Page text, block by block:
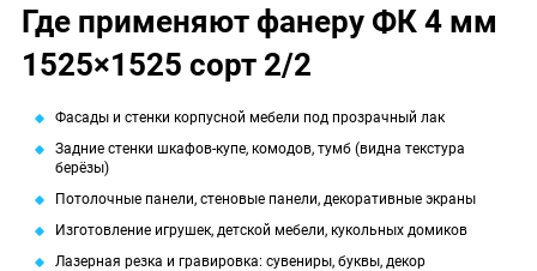
Где применяют фанеру ФК 4 мм
1525×1525 сорт 2/2
Фасады и стенки корпусной мебели под прозрачный лак
Задние стенки шкафов-купе, комодов, тумб (видна текстура
берёзы)
Потолочные панели, стеновые панели, декоративные экраны
Изготовление игрушек, детской мебели, кукольных домиков
Лазерная резка и гравировка: сувениры, буквы, декор